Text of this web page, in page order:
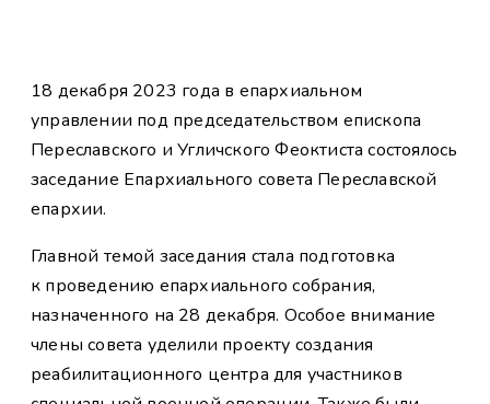
18 декабря 2023 года в епархиальном
управлении под председательством епископа
Переславского и Угличского Феоктиста состоялось
заседание Епархиального совета Переславской
епархии.
Главной темой заседания стала подготовка
к проведению епархиального собрания,
назначенного на 28 декабря. Особое внимание
члены совета уделили проекту создания
реабилитационного центра для участников